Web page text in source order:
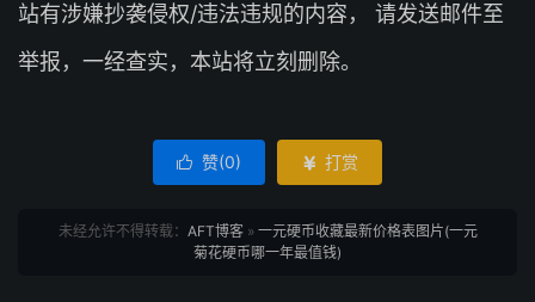
站有涉嫌抄袭侵权/违法违规的内容， 请发送邮件至
举报，一经查实，本站将立刻删除。
 赞(0)  打赏
未经允许不得转载： AFT博客» 一元硬币收藏最新价格表图片(一元
菊花硬币哪一年最值钱)